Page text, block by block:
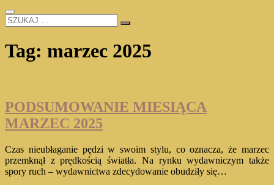
SZUKAJ
…
Tag: marzec 2025
PODSUMOWANIE MIESIĄCA
MARZEC 2025
Czas nieubłaganie pędzi w swoim stylu, co oznacza, że marzec
przemknął z prędkością światła. Na rynku wydawniczym także
spory ruch – wydawnictwa zdecydowanie obudziły się…